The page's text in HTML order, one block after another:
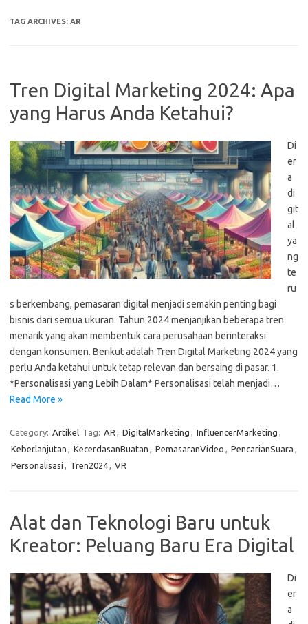
TAG ARCHIVES: AR
Tren Digital Marketing 2024: Apa
yang Harus Anda Ketahui?
Di
er
a
di
git
al
ya
ng
te
ru
s berkembang, pemasaran digital menjadi semakin penting bagi
bisnis dari semua ukuran. Tahun 2024 menjanjikan beberapa tren
menarik yang akan membentuk cara perusahaan berinteraksi
dengan konsumen. Berikut adalah Tren Digital Marketing 2024 yang
perlu Anda ketahui untuk tetap relevan dan bersaing di pasar. 1.
*Personalisasi yang Lebih Dalam* Personalisasi telah menjadi…
Read More »
Category: Artikel Tag: AR , DigitalMarketing , InfluencerMarketing ,
Keberlanjutan , KecerdasanBuatan , PemasaranVideo , PencarianSuara ,
Personalisasi , Tren2024, VR
Alat dan Teknologi Baru untuk
Kreator: Peluang Baru Era Digital
Di
er
a